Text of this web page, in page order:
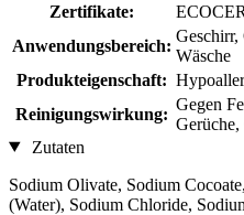
Zertifikate:
Anwendungsbereich:
Wäsche
Produkteigenschaft:
Reinigungswirkung:
Gegen
Gerüche,
Zutaten
Sodium Olivate, Sodium
(Water), Sodium Chloride,